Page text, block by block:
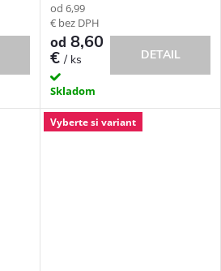
od 6,99
€ bez DPH
od 8,60
€/ ks
Skladom
DETAIL
Vyberte si variant